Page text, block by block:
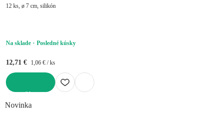
12 ks, ø 7 cm, silikón
Na sklade Posledné kúsky
12,71 € 1,06 € / ks
Novinka